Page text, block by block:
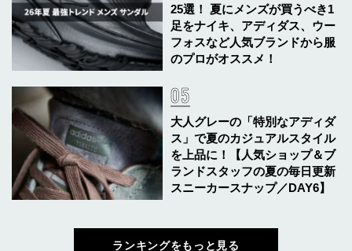
25選！ 夏にメンズが買うべき1
足をナイキ、アディダス、ウー
フォスなど人気ブランドから服
のプロがオススメ！
大人グレーの「特別なアディダ
ス」で夏のカジュアルスタイル
を上品に！【人気ショップ＆ブ
ランドスタッフの夏の毎日更新
スニーカースナップ／DAY6】
ランキングをもっと見る